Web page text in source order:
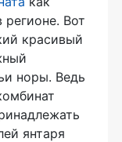
регионе. Вот
красивый
норы. Ведь
янтаря